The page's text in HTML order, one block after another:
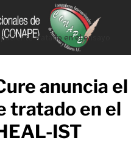
tratado en el ensayo
anuncia el
tratado en el
IST